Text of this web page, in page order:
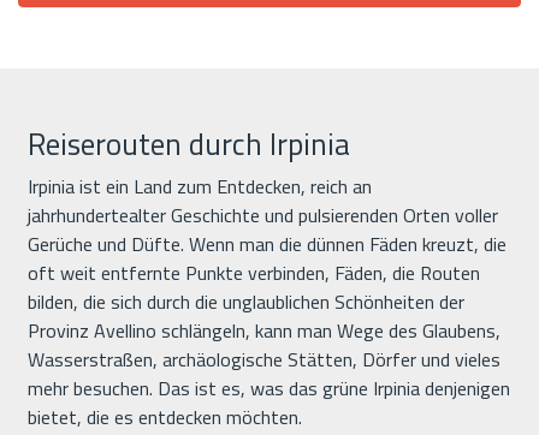
Reiserouten durch Irpinia
Irpinia ist ein Land zum Entdecken, reich an
jahrhundertealter Geschichte und pulsierenden Orten voller
Gerüche und Düfte. Wenn man die dünnen Fäden kreuzt, die
oft weit entfernte Punkte verbinden, Fäden, die Routen
bilden, die sich durch die unglaublichen Schönheiten der
Provinz Avellino schlängeln, kann man Wege des Glaubens,
Wasserstraßen, archäologische Stätten, Dörfer und vieles
mehr besuchen. Das ist es, was das grüne Irpinia denjenigen
bietet, die es entdecken möchten.